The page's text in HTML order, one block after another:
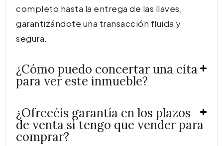
completo hasta la entrega de las llaves,
garantizándote una transacción fluida y
segura.
¿Cómo puedo concertar una cita
para ver este inmueble?
¿Ofrecéis garantía en los plazos
de venta si tengo que vender para
comprar?